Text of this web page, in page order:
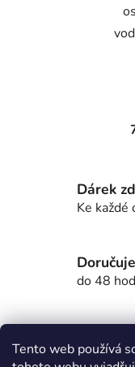
Tento web používá
Dárek
Ke každé
do 48